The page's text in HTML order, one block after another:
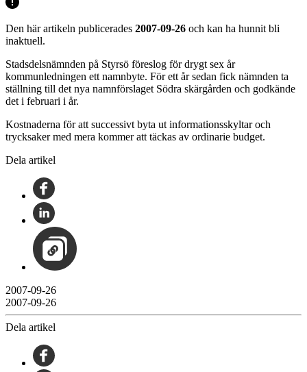
Den här artikeln publicerades 2007-09-26 och kan ha hunnit bli
inaktuell.
Stadsdelsnämnden på Styrsö föreslog för drygt sex år
kommunledningen ett namnbyte. För ett år sedan fick nämnden ta
ställning till det nya namnförslaget Södra skärgården och godkände
det i februari i år.
Kostnaderna för att successivt byta ut informationsskyltar och
trycksaker med mera kommer att täckas av ordinarie budget.
Dela artikel
2007-09-26
2007-09-26
Dela artikel